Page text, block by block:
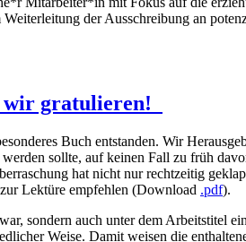
der Ausschreibung an
wir gratulieren!
Buch entstanden. Wir
sollte, auf keinen Fall zu früh
hat nicht nur rechtzeitig
Lektüre empfehlen (Download .pdf).
sondern auch unter dem Arbeitstitel
Weise. Damit weisen die